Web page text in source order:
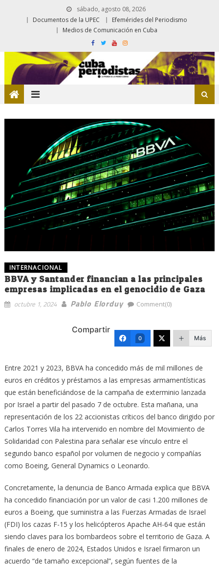
sábado, agosto 08, 2026
Documentos de la UPEC
Efemérides del Periodismo
Medios de Comunicación en Cuba
INTERNACIONAL
BBVA y Santander financian a las principales
empresas implicadas en el genocidio de Gaza
octubre 1, 2024 Pablo Elorduy Comment(0)
Compartir
0 Más
Entre 2021 y 2023, BBVA ha concedido más de mil millones de
euros en créditos y préstamos a las empresas armamentísticas
que están beneficiándose de la campaña de exterminio lanzada
por Israel a partir del pasado 7 de octubre. Esta mañana, una
representación de los 22 accionistas críticos del banco dirigido por
Carlos Torres Vila ha intervenido en nombre del Movimiento de
Solidaridad con Palestina para señalar ese vínculo entre el
segundo banco español por volumen de negocio y compañías
como Boeing, General Dynamics o Leonardo.
Concretamente, la denuncia de Banco Armada explica que BBVA
ha concedido financiación por un valor de casi 1.200 millones de
euros a Boeing, que suministra a las Fuerzas Armadas de Israel
(FDI) los cazas F-15 y los helicópteros Apache AH-64 que están
siendo claves para los bombardeos sobre el territorio de Gaza. A
finales de enero de 2024, Estados Unidos e Israel firmaron un
acuerdo “de tamaño excepcional”, según fuentes de la